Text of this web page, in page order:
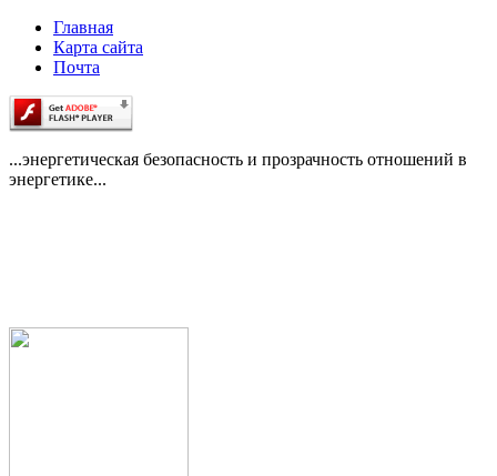
Главная
Карта сайта
Почта
...энергетическая безопасность и прозрачность отношений в
энергетике...